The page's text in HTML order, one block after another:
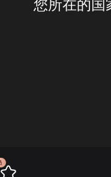
您所在的国